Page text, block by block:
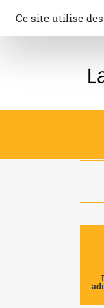
contenu
Ce site utilise